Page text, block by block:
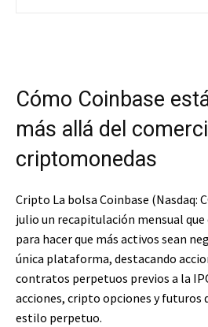
Cómo Coinbase
más allá del
criptomonedas
Cripto La bolsa Coinbase (Nasdaq:
julio un recapitulación mensual
para hacer que más activos sean
única plataforma, destacando
contratos perpetuos previos a la
acciones, cripto opciones y futuros
estilo perpetuo.